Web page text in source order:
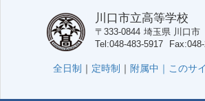
川口市立高等学校
〒333-0844 埼玉県 川口市
Tel 048-483-5917 Fax
全日制 ｜ 定時制 ｜ 附属中｜ このサ